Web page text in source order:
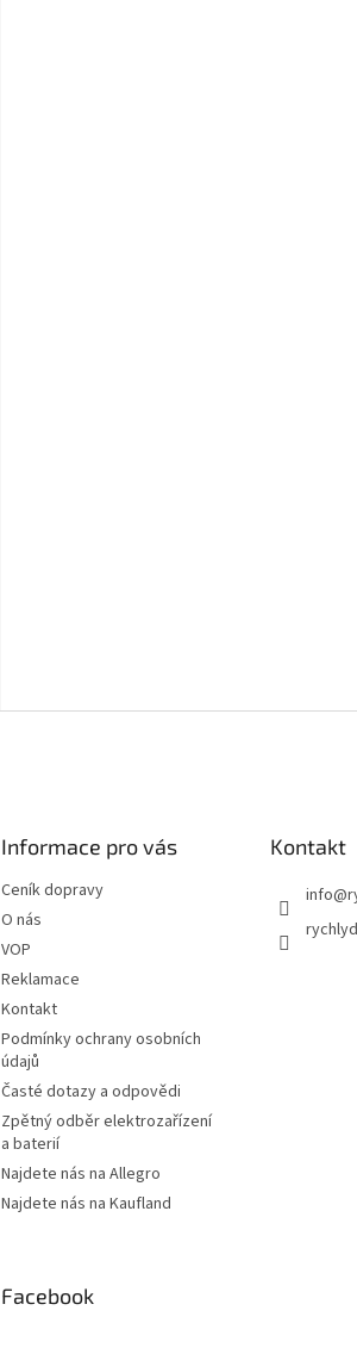
Informace pro vás
Ceník dopravy
O nás
VOP
Reklamace
Kontakt
Podmínky ochrany osobních
údajů
Časté dotazy a odpovědi
Zpětný odběr elektrozařízení
a baterií
Najdete nás na Allegro
Najdete nás na Kaufland
Kontakt
info@
Facebook